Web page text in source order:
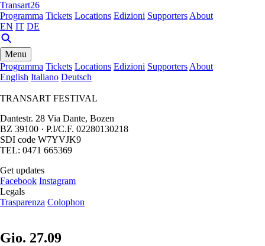
Transart26
Programma Tickets Locations Edizioni Supporters About
EN IT DE
Menu
Programma Tickets Locations Edizioni Supporters About
English Italiano Deutsch
TRANSART FESTIVAL
Dantestr. 28 Via Dante, Bozen
BZ 39100 · P.I/C.F. 02280130218
SDI code W7YVJK9
TEL: 0471 665369
Get updates
Facebook Instagram
Legals
Trasparenza Colophon
Gio. 27.09